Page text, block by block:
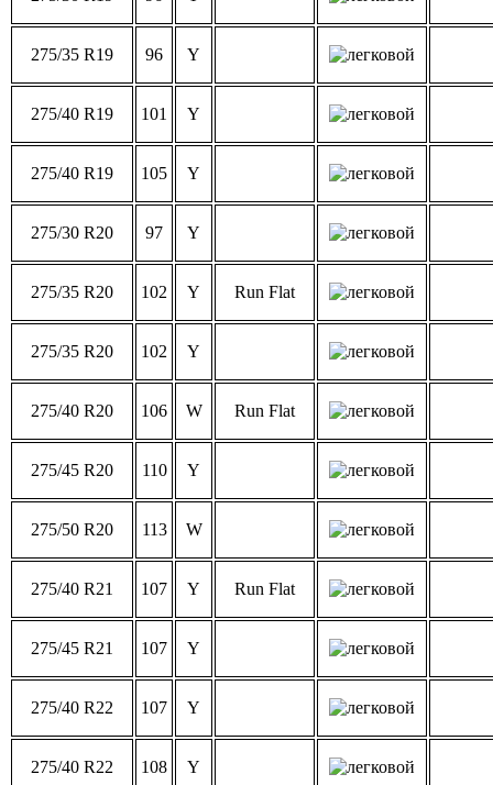
275/35 R19 96 Y
275/40 R19 101 Y
275/40 R19 105 Y
275/30 R20 97 Y
275/35 R20 102 Y Run Flat
275/35 R20 102 Y
275/40 R20 106 W Run Flat
275/45 R20 110 Y
275/50 R20 113 W
275/40 R21 107 Y Run Flat
275/45 R21 107 Y
275/40 R22 107 Y
275/40 R22 108 Y